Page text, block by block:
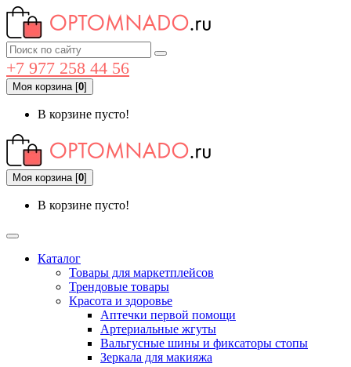
+7 977 258 44 56
Моя корзина[0]
В корзине пусто!
Моя корзина[0]
В корзине пусто!
Каталог
Товары для маркетплейсов
Трендовые товары
Красота и здоровье
Аптечки первой помощи
Артериальные жгуты
Вальгусные шины и фиксаторы стопы
Зеркала для макияжа